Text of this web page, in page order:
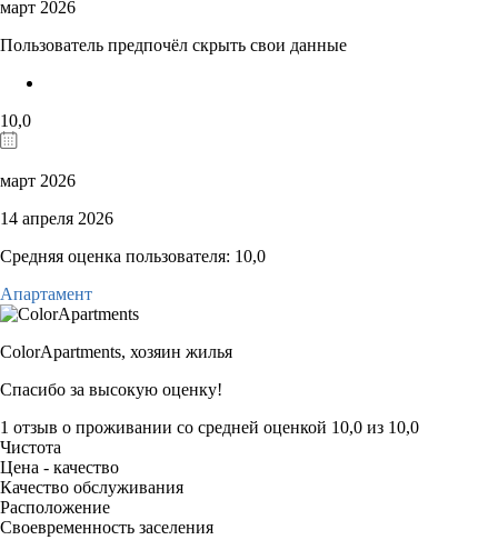
март 2026
Пользователь предпочёл скрыть свои данные
10,0
март 2026
14 апреля 2026
Средняя оценка пользователя: 10,0
Апартамент
ColorApartments, хозяин жилья
Спасибо за высокую оценку!
1 отзыв о проживании со средней оценкой 10,0 из 10,0
Чистота
Цена - качество
Качество обслуживания
Расположение
Своевременность заселения